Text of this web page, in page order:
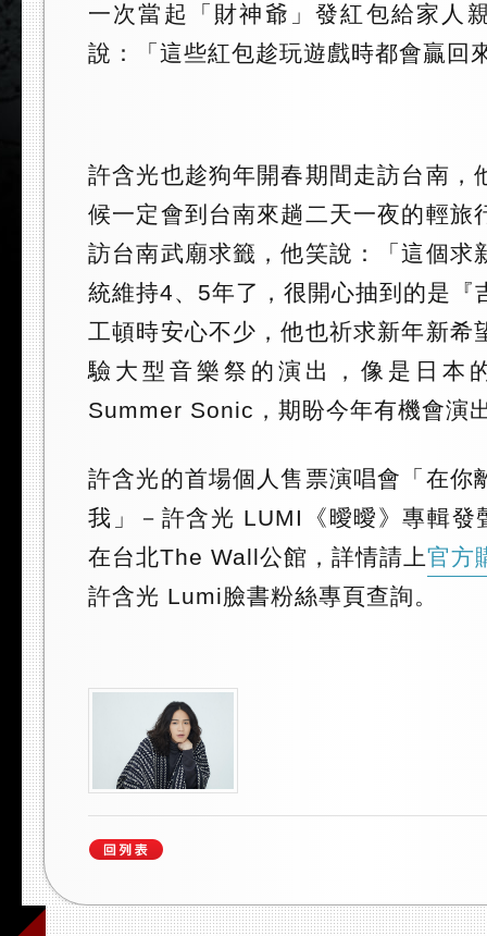
一次當起「財神爺」發紅包給家人
說：「這些紅包趁玩遊戲時都會贏回
許含光也趁狗年開春期間走訪台南，
候一定會到台南來趟二天一夜的輕旅
訪台南武廟求籤，他笑說：「這個求
統維持4、5年了，很開心抽到的是『
工頓時安心不少，他也祈求新年新希
驗大型音樂祭的演出，像是日本
Summer Sonic，期盼今年有機會演
許含光的首場個人售票演唱會「在你
我」－許含光 LUMI《曖曖》專輯發
在台北The Wall公館，詳情請上官方
許含光 Lumi臉書粉絲專頁查詢。